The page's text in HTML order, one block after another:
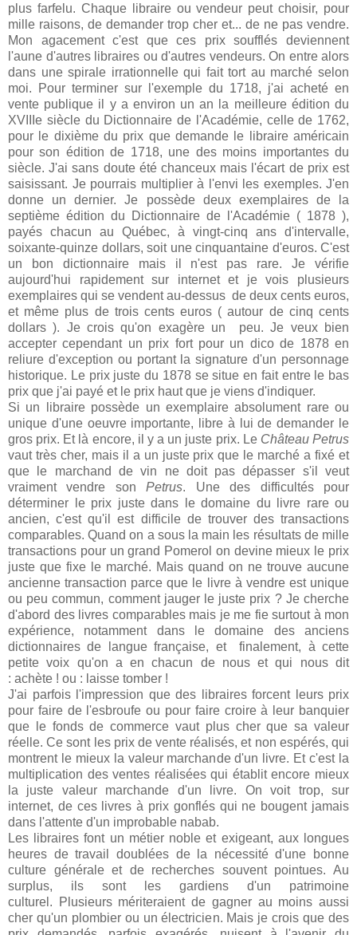
plus farfelu. Chaque libraire ou vendeur peut choisir, pour
mille raisons, de demander trop cher et... de ne pas vendre.
Mon agacement c'est que ces prix soufflés deviennent
l'aune d'autres libraires ou d'autres vendeurs. On entre alors
dans une spirale irrationnelle qui fait tort au marché selon
moi. Pour terminer sur l'exemple du 1718, j'ai acheté en
vente publique il y a environ un an la meilleure édition du
XVIIIe siècle du Dictionnaire de l'Académie, celle de 1762,
pour le dixième du prix que demande le libraire américain
pour son édition de 1718, une des moins importantes du
siècle. J'ai sans doute été chanceux mais l'écart de prix est
saisissant. Je pourrais multiplier à l'envi les exemples. J'en
donne un dernier. Je possède deux exemplaires de la
septième édition du Dictionnaire de l'Académie ( 1878 ),
payés chacun au Québec, à vingt-cinq ans d'intervalle,
soixante-quinze dollars, soit une cinquantaine d'euros. C'est
un bon dictionnaire mais il n'est pas rare. Je vérifie
aujourd'hui rapidement sur internet et je vois plusieurs
exemplaires qui se vendent au-dessus de deux cents euros,
et même plus de trois cents euros ( autour de cinq cents
dollars ). Je crois qu'on exagère un peu. Je veux bien
accepter cependant un prix fort pour un dico de 1878 en
reliure d'exception ou portant la signature d'un personnage
historique. Le prix juste du 1878 se situe en fait entre le bas
prix que j'ai payé et le prix haut que je viens d'indiquer.
Si un libraire possède un exemplaire absolument rare ou
unique d'une oeuvre importante, libre à lui de demander le
gros prix. Et là encore, il y a un juste prix. Le Château Petrus
vaut très cher, mais il a un juste prix que le marché a fixé et
que le marchand de vin ne doit pas dépasser s'il veut
vraiment vendre sonPetrus. Une des difficultés pour
déterminer le prix juste dans le domaine du livre rare ou
ancien, c'est qu'il est difficile de trouver des transactions
comparables. Quand on a sous la main les résultats de mille
transactions pour un grand Pomerol on devine mieux le prix
juste que fixe le marché. Mais quand on ne trouve aucune
ancienne transaction parce que le livre à vendre est unique
ou peu commun, comment jauger le juste prix ? Je cherche
d'abord des livres comparables mais je me fie surtout à mon
expérience, notamment dans le domaine des anciens
dictionnaires de langue française, et finalement, à cette
petite voix qu'on a en chacun de nous et qui nous dit
: achète ! ou : laisse tomber !
J'ai parfois l'impression que des libraires forcent leurs prix
pour faire de l'esbroufe ou pour faire croire à leur banquier
que le fonds de commerce vaut plus cher que sa valeur
réelle. Ce sont les prix de vente réalisés, et non espérés, qui
montrent le mieux la valeur marchande d'un livre. Et c'est la
multiplication des ventes réalisées qui établit encore mieux
la juste valeur marchande d'un livre. On voit trop, sur
internet, de ces livres à prix gonflés qui ne bougent jamais
dans l'attente d'un improbable nabab.
Les libraires font un métier noble et exigeant, aux longues
heures de travail doublées de la nécessité d'une bonne
culture générale et de recherches souvent pointues. Au
surplus, ils sont les gardiens d'un patrimoine
culturel. Plusieurs mériteraient de gagner au moins aussi
cher qu'un plombier ou un électricien. Mais je crois que des